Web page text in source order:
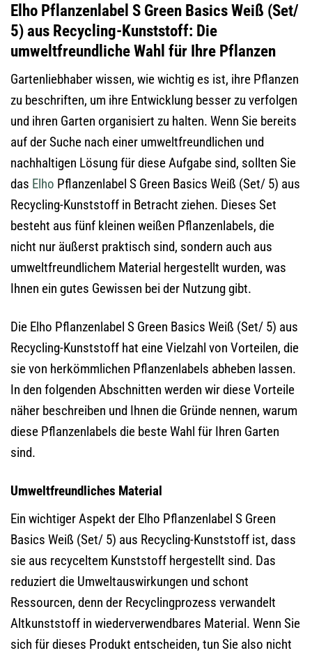
Elho Pflanzenlabel S Green Basics Weiß (Set/
5) aus Recycling-Kunststoff: Die
umweltfreundliche Wahl für Ihre Pflanzen
Gartenliebhaber wissen, wie wichtig es ist, ihre Pflanzen
zu beschriften, um ihre Entwicklung besser zu verfolgen
und ihren Garten organisiert zu halten. Wenn Sie bereits
auf der Suche nach einer umweltfreundlichen und
nachhaltigen Lösung für diese Aufgabe sind, sollten Sie
das Elho Pflanzenlabel S Green Basics Weiß (Set/ 5) aus
Recycling-Kunststoff in Betracht ziehen. Dieses Set
besteht aus fünf kleinen weißen Pflanzenlabels, die
nicht nur äußerst praktisch sind, sondern auch aus
umweltfreundlichem Material hergestellt wurden, was
Ihnen ein gutes Gewissen bei der Nutzung gibt.
Die Elho Pflanzenlabel S Green Basics Weiß (Set/ 5) aus
Recycling-Kunststoff hat eine Vielzahl von Vorteilen, die
sie von herkömmlichen Pflanzenlabels abheben lassen.
In den folgenden Abschnitten werden wir diese Vorteile
näher beschreiben und Ihnen die Gründe nennen, warum
diese Pflanzenlabels die beste Wahl für Ihren Garten
sind.
Umweltfreundliches Material
Ein wichtiger Aspekt der Elho Pflanzenlabel S Green
Basics Weiß (Set/ 5) aus Recycling-Kunststoff ist, dass
sie aus recyceltem Kunststoff hergestellt sind. Das
reduziert die Umweltauswirkungen und schont
Ressourcen, denn der Recyclingprozess verwandelt
Altkunststoff in wiederverwendbares Material. Wenn Sie
sich für dieses Produkt entscheiden, tun Sie also nicht